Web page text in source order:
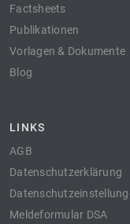
Factsheets
Publikationen
Vorlagen & Dokumente
Blog
LINKS
AGB
Datenschutzerklärung
Meldeformular DSA